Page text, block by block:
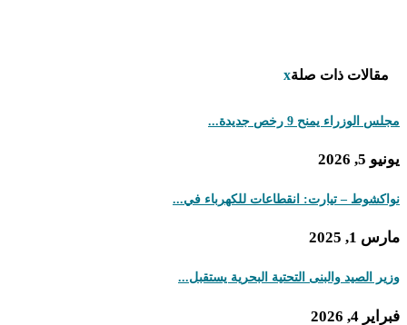
مقالات ذات صلةx
مجلس الوزراء يمنح 9 رخص جديدة...
يونيو 5, 2026
نواكشوط – تيارت: انقطاعات للكهرباء في...
مارس 1, 2025
وزير الصيد والبنى التحتية البحرية يستقبل...
فبراير 4, 2026